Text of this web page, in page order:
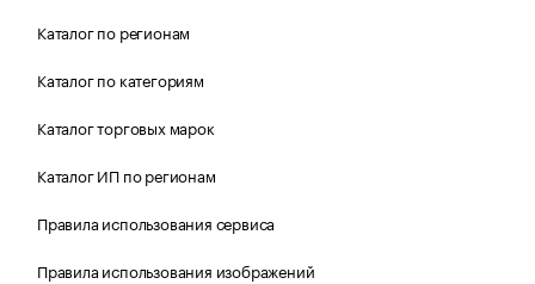
Каталог по регионам
Каталог по категориям
Каталог торговых марок
Каталог ИП по регионам
Правила использования сервиса
Правила использования изображений